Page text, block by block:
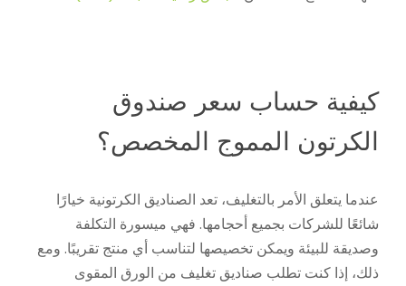
كيفية حساب سعر صندوق
الكرتون المموج المخصص؟
عندما يتعلق الأمر بالتغليف، تعد الصناديق الكرتونية خيارًا
شائعًا للشركات بجميع أحجامها. فهي ميسورة التكلفة
وصديقة للبيئة ويمكن تخصيصها لتناسب أي منتج تقريبًا. ومع
ذلك، إذا كنت تطلب صناديق تغليف من الورق المقوى